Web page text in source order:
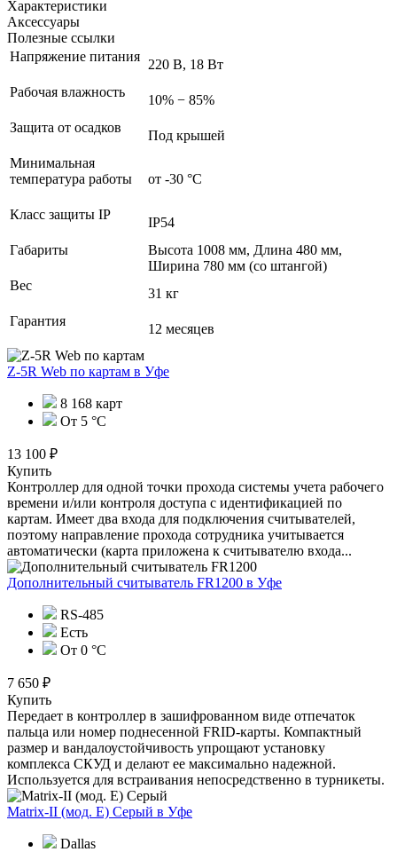
Характеристики
Аксессуары
Полезные ссылки
Напряжение питания
220 В, 18 Вт
Рабочая влажность
10% − 85%
Защита от осадков
Под крышей
Минимальная
температура работы
от -30 °С
Класс защиты IP
IP54
Габариты
Высота 1008 мм, Длина 480 мм,
Ширина 780 мм (со штангой)
Вес
31 кг
Гарантия
12 месяцев
Z-5R Web по картам в Уфе
8 168 карт
От 5 °С
13 100 ₽
Купить
Контроллер для одной точки прохода системы учета рабочего
времени и/или контроля доступа с идентификацией по
картам. Имеет два входа для подключения считывателей,
поэтому направление прохода сотрудника учитывается
автоматически (карта приложена к считывателю входа...
Дополнительный считыватель FR1200 в Уфе
RS-485
Есть
От 0 °C
7 650 ₽
Купить
Передает в контроллер в зашифрованном виде отпечаток
пальца или номер поднесенной FRID-карты. Компактный
размер и вандалоустойчивость упрощают установку
комплекса СКУД и делают ее максимально надежной.
Используется для встраивания непосредственно в турникеты.
Matrix-II (мод. Е) Серый в Уфе
Dallas